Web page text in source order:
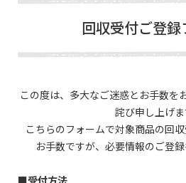
回収受付ご登録
この度は、多大なご迷惑とお手数を
詫び申し上げま
こちらのフォームで対象商品の回収
お手数ですが、必要情報のご登録
■受付方法